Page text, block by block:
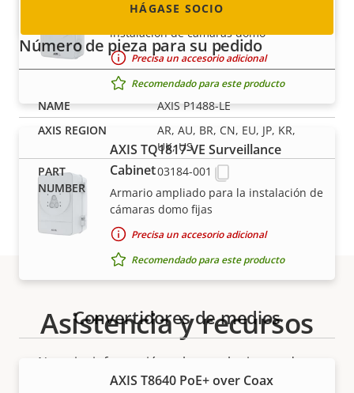
Armario robusto para una fácil
instalación de cámaras domo
Precisa un accesorio adicional
Recomendado para este producto
AXIS TQ1817-VE Surveillance
Cabinet
Armario ampliado para la instalación de
cámaras domo fijas
Precisa un accesorio adicional
Recomendado para este producto
Convertidores de medios
AXIS T8640 PoE+ over Coax
HÁGASE SOCIO
Número de pieza para su pedido
AXIS P1488-LE
AR, AU, BR, CN, EU, JP, KR,
UK, US
03184-001
Asistencia y recursos
¿Necesita información sobre cualquier producto
Axis, software o ayuda de uno de nuestros expertos?